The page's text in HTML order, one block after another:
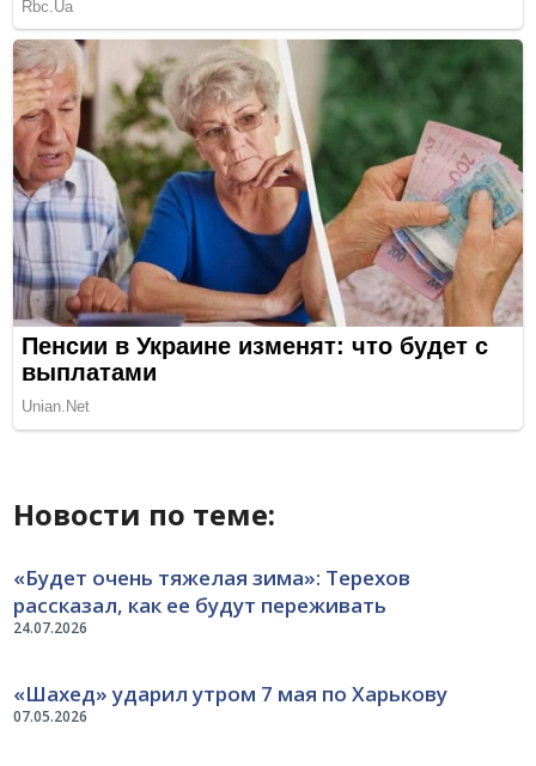
Новости по теме:
24.07.2026
«Будет очень тяжелая зима»: Терехов
рассказал, как ее будут переживать
07.05.2026
«Шахед» ударил утром 7 мая по Харькову